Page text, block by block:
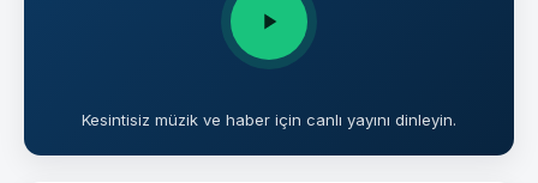
Kesintisiz müzik ve haber için canlı yayını dinleyin.